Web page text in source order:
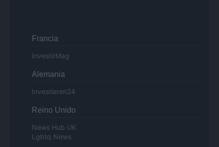
Francia
InvestirMag
Alemania
Investieren24
Reino Unido
News Hub UK
Lgbtq News